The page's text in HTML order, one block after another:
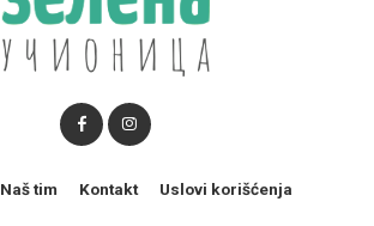
Naš tim Kontakt Uslovi korišćenja